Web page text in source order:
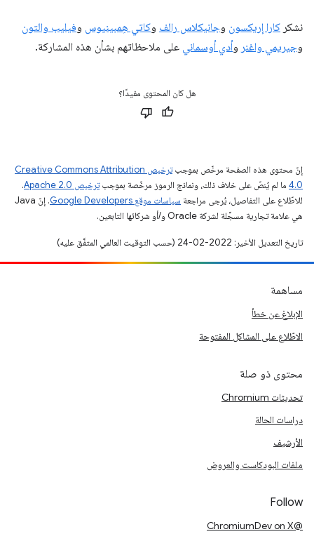
نشكر كارا إريكسون وجانيكلاس رالف وكاتي هِمبينيوس وفيليب والتون
وجيريمي واغنر وأدي أوسماني على ملاحظاتهم بشأن هذه المشاركة.
هل كان المحتوى مفيدًا؟
إنّ محتوى هذه الصفحة مرخّص بموجب
ترخيص Creative Commons Attribution
4.0‏ ما لم يُنصّ على خلاف ذلك، ونماذج الرموز مرخّصة بموجبترخيص Apache 2.0‏
.
للاطّلاع على التفاصيل، يُرجى مراجعة سياسات موقع Google Developers‏
. إنّ Java
هي علامة تجارية مسجَّلة لشركة Oracle و/أو شركائها التابعين.
تاريخ التعديل الأخير: 2022-02-24 (حسب التوقيت العالمي المتفَّق عليه)
مساهمة
الإبلاغ عن خطأ
الاطّلاع على المشاكل المفتوحة
محتوى ذو صلة
تحديثات Chromium
دراسات الحالة
الأرشيف
ملفات البودكاست والعروض
Follow
@ChromiumDev on X